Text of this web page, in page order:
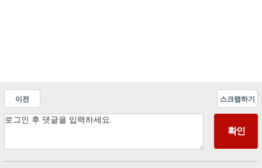
이전 스크랩하기